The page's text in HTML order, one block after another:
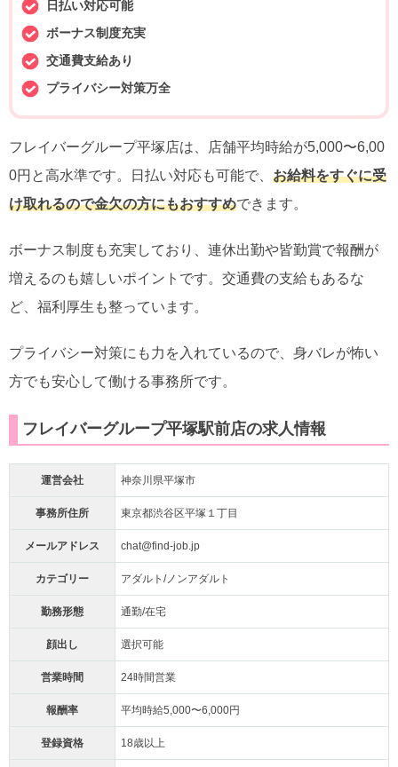
日払い対応可能
ボーナス制度充実
交通費支給あり
プライバシー対策万全
フレイバーグループ平塚店は、店舗平均時給が5,000〜6,00
0円と高水準です。日払い対応も可能で、 お給料をすぐに受
け取れるので金欠の方にもおすすめできます。
ボーナス制度も充実しており、連休出勤や皆勤賞で報酬が
増えるのも嬉しいポイントです。交通費の支給もあるな
ど、福利厚生も整っています。
プライバシー対策にも力を入れているので、身バレが怖い
方でも安心して働ける事務所です。
フレイバーグループ平塚駅前店の求人情報
運営会社 神奈川県平塚市
事務所住所 東京都渋谷区平塚１丁目
メールアドレス chat@find-job.jp
カテゴリー アダルト/ノンアダルト
勤務形態 通勤/在宅
顔出し 選択可能
営業時間 24時間営業
報酬率 平均時給5,000〜6,000円
登録資格 18歳以上